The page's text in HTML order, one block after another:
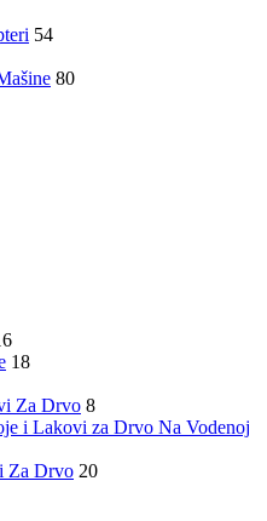
54
80
18
Za Drvo 8
i Lakovi za Drvo Na Vodenoj
Za Drvo 20